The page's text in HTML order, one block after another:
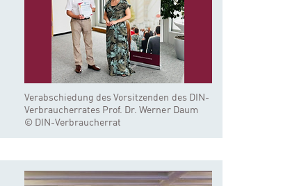
Verabschiedung des Vorsitzenden des DIN-
Verbraucherrates Prof. Dr. Werner Daum
© DIN-Verbraucherrat